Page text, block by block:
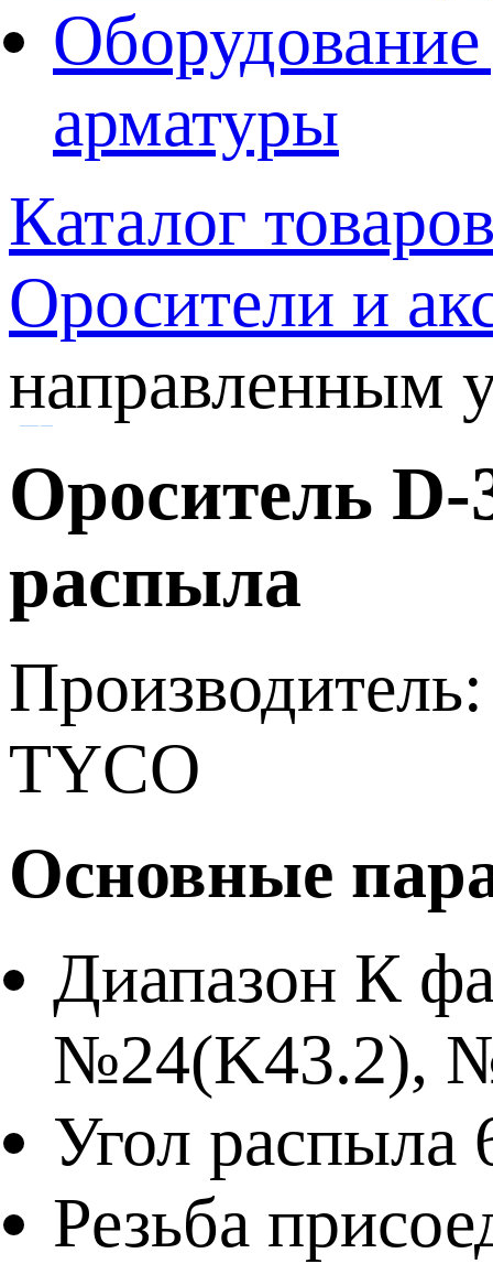
арматуры
Каталог
Оросители и
направленным
Ороситель
распыла
Производитель:
TYCO
Основные
Диапазон К
№24(K43.2),
Угол распыла
Резьба